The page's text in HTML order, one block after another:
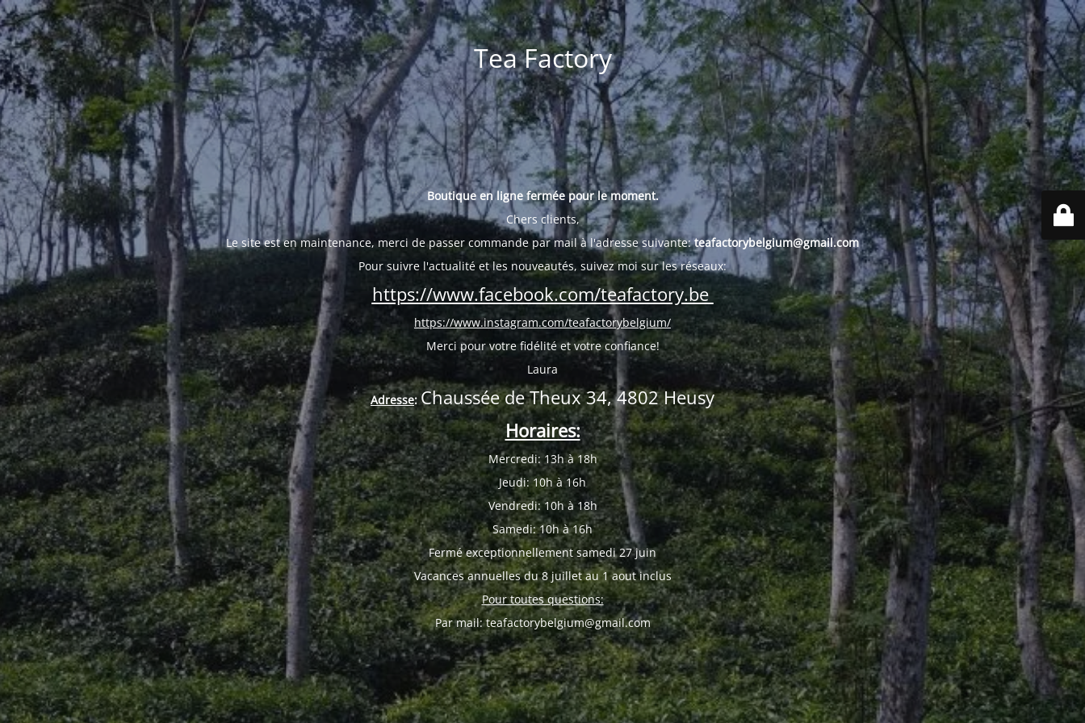
Tea Factory
Boutique en ligne fermée pour le moment.
Chers clients,
Le site est en maintenance, merci de passer commande par mail à l'adresse suivante:teafactorybelgium@gmail.com
Pour suivre l'actualité et les nouveautés, suivez moi sur les réseaux:
https://www.facebook.com/teafactory.be
https://www.instagram.com/teafactorybelgium/
Merci pour votre fidélité et votre confiance!
Laura
Adresse: Chaussée de Theux 34, 4802 Heusy
Horaires:
Mercredi: 13h à 18h
Jeudi: 10h à 16h
Vendredi: 10h à 18h
Samedi: 10h à 16h
Fermé exceptionnellement samedi 27 juin
Vacances annuelles du 8 juillet au 1 aout inclus
Pour toutes questions:
Par mail: teafactorybelgium@gmail.com